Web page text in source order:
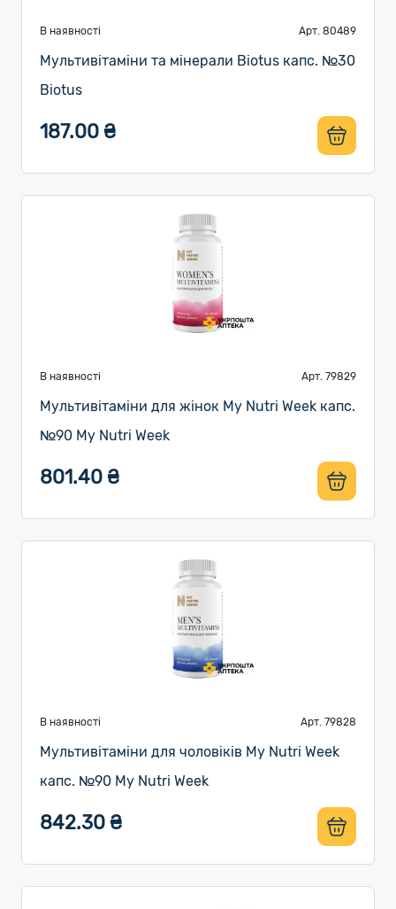
В наявності Арт. 80489
Мультивітаміни та мінерали Biotus капс. №30
Biotus
187.00 ₴
В наявності Арт. 79829
Мультивітаміни для жінок My Nutri Week капс.
№90 My Nutri Week
801.40 ₴
В наявності Арт. 79828
Мультивітаміни для чоловіків My Nutri Week
капс. №90 My Nutri Week
842.30 ₴